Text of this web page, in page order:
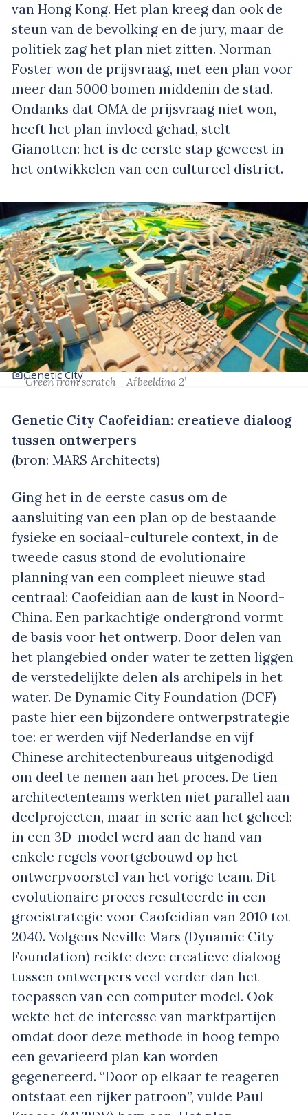
van Hong Kong. Het plan kreeg dan ook de
steun van de bevolking en de jury, maar de
politiek zag het plan niet zitten. Norman
Foster won de prijsvraag, met een plan voor
meer dan 5000 bomen middenin de stad.
Ondanks dat OMA de prijsvraag niet won,
heeft het plan invloed gehad, stelt
Gianotten: het is de eerste stap geweest in
het ontwikkelen van een cultureel district.
Genetic City
‘Green from scratch - Afbeelding 2’
Genetic City Caofeidian: creatieve dialoog
tussen ontwerpers
(bron: MARS Architects)
Ging het in de eerste casus om de
aansluiting van een plan op de bestaande
fysieke en sociaal-culturele context, in de
tweede casus stond de evolutionaire
planning van een compleet nieuwe stad
centraal: Caofeidian aan de kust in Noord-
China. Een parkachtige ondergrond vormt
de basis voor het ontwerp. Door delen van
het plangebied onder water te zetten liggen
de verstedelijkte delen als archipels in het
water. De Dynamic City Foundation (DCF)
paste hier een bijzondere ontwerpstrategie
toe: er werden vijf Nederlandse en vijf
Chinese architectenbureaus uitgenodigd
om deel te nemen aan het proces. De tien
architectenteams werkten niet parallel aan
deelprojecten, maar in serie aan het geheel:
in een 3D-model werd aan de hand van
enkele regels voortgebouwd op het
ontwerpvoorstel van het vorige team. Dit
evolutionaire proces resulteerde in een
groeistrategie voor Caofeidian van 2010 tot
2040. Volgens Neville Mars (Dynamic City
Foundation) reikte deze creatieve dialoog
tussen ontwerpers veel verder dan het
toepassen van een computer model. Ook
wekte het de interesse van marktpartijen
omdat door deze methode in hoog tempo
een gevarieerd plan kan worden
gegenereerd. “Door op elkaar te reageren
ontstaat een rijker patroon”, vulde Paul